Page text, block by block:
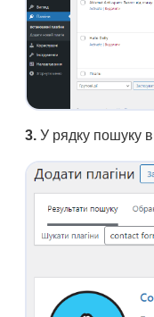
3. У рядку пошуку